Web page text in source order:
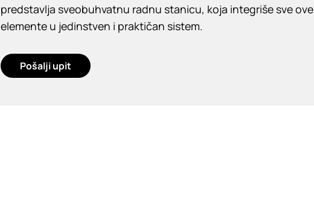
predstavlja sveobuhvatnu radnu stanicu, koja integriše sve ove
elemente u jedinstven i praktičan sistem.
Pošalji upit